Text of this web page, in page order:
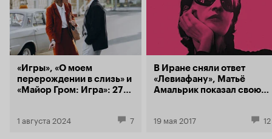
«Игры», «О моем
перерождении в слизь» и
«Майор Гром: Игра»: 27
1 августа 2024 7
В Иране сняли ответ
«Левиафану», Матьё
Амальрик показал свою
19 мая 2017 12